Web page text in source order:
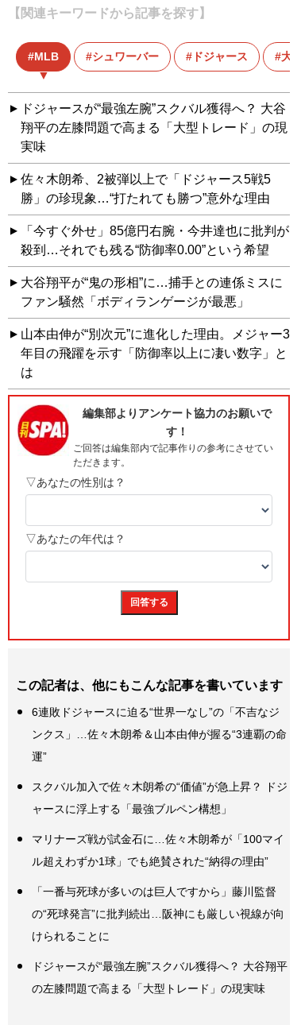
【関連キーワードから記事を探す】
MLB シュワーバー ドジャース 大
ドジャースが“最強左腕”スクバル獲得へ？ 大谷
翔平の左膝問題で高まる「大型トレード」の現
実味
佐々木朗希、2被弾以上で「ドジャース5戦5
勝」の珍現象…“打たれても勝つ”意外な理由
「今すぐ外せ」85億円右腕・今井達也に批判が
殺到…それでも残る“防御率0.00”という希望
大谷翔平が“鬼の形相”に…捕手との連係ミスに
ファン騒然「ボディランゲージが最悪」
山本由伸が“別次元”に進化した理由。メジャー3
年目の飛躍を示す「防御率以上に凄い数字」と
は
この記者は、他にもこんな記事を書いています
6連敗ドジャースに迫る“世界一なし”の「不吉なジ
ンクス」…佐々木朗希＆山本由伸が握る“3連覇の命
運”
スクバル加入で佐々木朗希の“価値”が急上昇？ ドジ
ャースに浮上する「最強ブルペン構想」
マリナーズ戦が試金石に…佐々木朗希が「100マイ
ル超えわずか1球」でも絶賛された“納得の理由”
「一番与死球が多いのは巨人ですから」藤川監督
の“死球発言”に批判続出…阪神にも厳しい視線が向
けられることに
ドジャースが“最強左腕”スクバル獲得へ？ 大谷翔平
の左膝問題で高まる「大型トレード」の現実味